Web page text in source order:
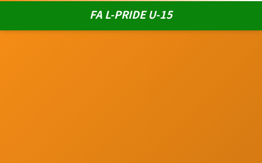
FA L-PRIDE U-15